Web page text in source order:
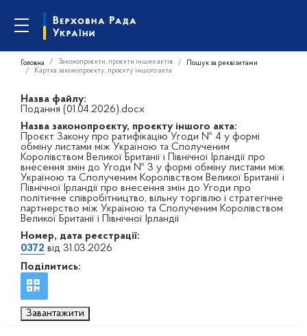
Головна Законопроєкти, проєкти інших актів
Пошук за реквізитами
Картка законопроєкту, проєкту іншого акта
Назва файлу:
Подання (01.04.2026).docx
Назва законопроєкту, проєкту іншого акта:
Проєкт Закону про ратифікацію Угоди № 4 у формі
обміну листами між Україною та Сполученим
Королівством Великої Британії і Північної Ірландії про
внесення змін до Угоди № 3 у формі обміну листами між
Україною та Сполученим Королівством Великої Британії і
Північної Ірландії про внесення змін до Угоди про
політичне співробітництво, вільну торгівлю і стратегічне
партнерство між Україною та Сполученим Королівством
Великої Британії і Північної Ірландії
Номер, дата реєстрації:
0372 від 31.03.2026
Поділитись:
Завантажити